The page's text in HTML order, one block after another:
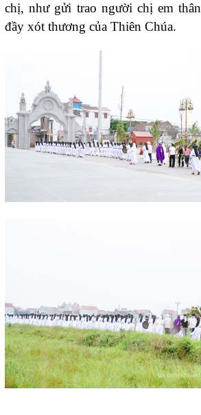
chị, như gửi trao người chị em
đầy xót thương của Thiên Chúa.